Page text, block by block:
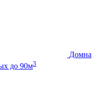
Домна
до 90м3